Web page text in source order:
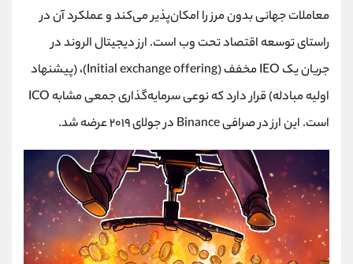
معاملات جهانی بدون مرز را امکان‌پذیر می‌کند و عملکرد آن در
راستای توسعه اقتصاد تحت وب است. ارز دیجیتال الروند در
جریان یک IEO مخفف (Initial exchange offering)، (پیشنهاد
اولیه مبادله) قرار دارد که نوعی سرمایه‌گذاری جمعی مشابه ICO
است. این ارز در صرافی Binance در جولای ۲۰۱۹ عرضه شد.